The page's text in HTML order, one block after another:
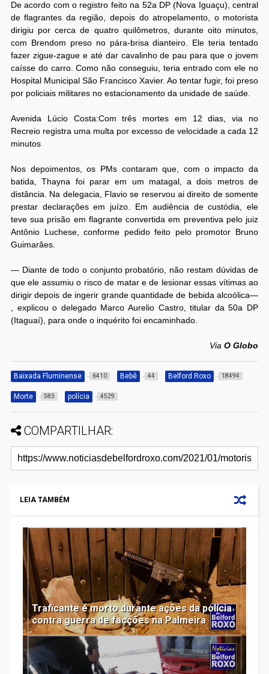
De acordo com o registro feito na 52a DP (Nova Iguaçu), central
de flagrantes da região, depois do atropelamento, o motorista
dirigiu por cerca de quatro quilômetros, durante oito minutos,
com Brendom preso no pára-brisa dianteiro. Ele teria tentado
fazer zigue-zague e até dar cavalinho de pau para que o jovem
caísse do carro. Como não conseguiu, teria entrado com ele no
Hospital Municipal São Francisco Xavier. Ao tentar fugir, foi preso
por policiais militares no estacionamento da unidade de saúde.
Avenida Lúcio Costa:Com três mortes em 12 dias, via no
Recreio registra uma multa por excesso de velocidade a cada 12
minutos
Nos depoimentos, os PMs contaram que, com o impacto da
batida, Thayna foi parar em um matagal, a dois metros de
distância. Na delegacia, Flavio se reservou ai direito de somente
prestar declarações em juízo. Em audiência de custódia, ele
teve sua prisão em flagrante convertida em preventiva pelo juiz
Antônio Luchese, conforme pedido feito pelo promotor Bruno
Guimarães.
— Diante de todo o conjunto probatório, não restam dúvidas de
que ele assumiu o risco de matar e de lesionar essas vítimas ao
dirigir depois de ingerir grande quantidade de bebida alcoólica—
, explicou o delegado Marco Aurelio Castro, titular da 50a DP
(Itaguaí), para onde o inquérito foi encaminhado.
ViaO Globo
Baixada Fluminense 6410 Bebê 44 Belford Roxo 18494
Morte 583 polícia 4529
COMPARTILHAR:
LEIA TAMBÉM
Traficante é morto durante ações da polícia
contra guerra de facções na Palmeira